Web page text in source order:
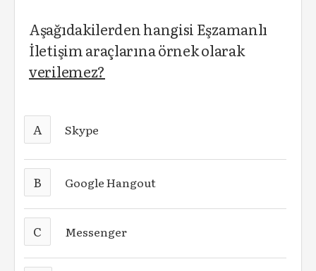
Aşağıdakilerden hangisi Eşzamanlı
İletişim araçlarına örnek olarak
verilemez?
A Skype
B Google Hangout
C Messenger